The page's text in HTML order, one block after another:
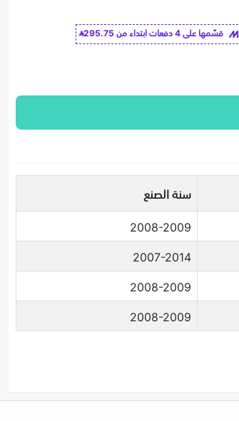
قسّمها على 4 دفعات ابتداء من
295.75
سنة الصنع
2008-2009
2007-2014
2008-2009
2008-2009